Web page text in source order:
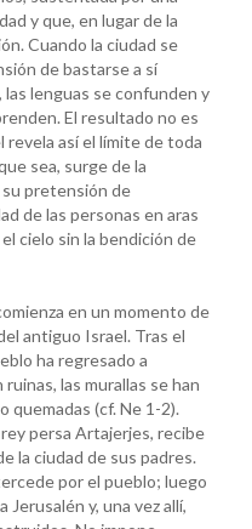
y que, en lugar de la
Cuando la ciudad se
de bastarse a sí
las lenguas se confunden y
El resultado no es
revela así el límite de toda
sea, surge de la
su pretensión de
de las personas en aras
cielo sin la bendición de
en un momento de
antiguo Israel. Tras el
ha regresado a
las murallas se han
quemadas (cf. Ne 1-2).
persa Artajerjes, recibe
la ciudad de sus padres.
por el pueblo; luego
Jerusalén y, una vez allí,